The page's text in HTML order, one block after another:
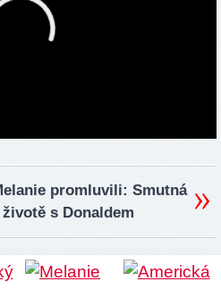
promluvili: Smutná
s Donaldem